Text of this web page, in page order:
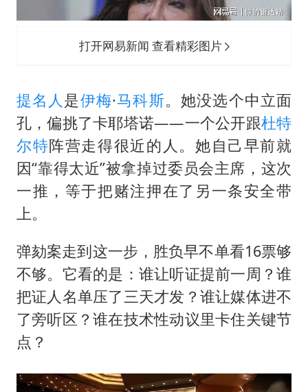
打开网易新闻 查看精彩图片
提名人是伊梅·马科斯。她没选个中立面
孔，偏挑了卡耶塔诺——一个公开跟杜特
尔特阵营走得很近的人。她自己早前就
因“靠得太近”被拿掉过委员会主席，这次
一推，等于把赌注押在了另一条安全带
上。
弹劾案走到这一步，胜负早不单看16票够
不够。它看的是：谁让听证提前一周？谁
把证人名单压了三天才发？谁让媒体进不
了旁听区？谁在技术性动议里卡住关键节
点？